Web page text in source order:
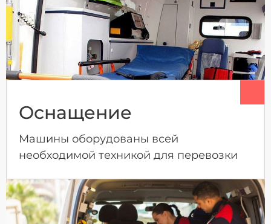
Оснащение
Машины оборудованы всей
необходимой техникой для перевозки